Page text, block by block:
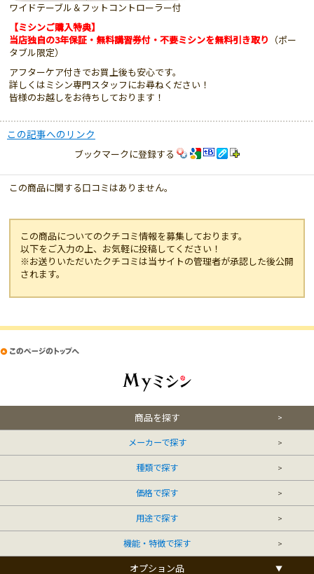
ワイドテーブル＆フットコントローラー付
【ミシンご購入特典】
当店独自の3年保証・無料講習券付・不要ミシンを無料引き取り （ポー
タブル限定）
アフターケア付きでお買上後も安心です。
詳しくはミシン専門スタッフにお尋ねください！
皆様のお越しをお待ちしております！
この記事へのリンク
ブックマークに登録する
この商品に関する口コミはありません。
この商品についてのクチコミ情報を募集しております。
以下をご入力の上、お気軽に投稿してください！
※お送りいただいたクチコミは当サイトの管理者が承認した後公開
されます。
商品を探す
メーカーで探す
種類で探す
価格で探す
用途で探す
機能・特徴で探す
オプション品